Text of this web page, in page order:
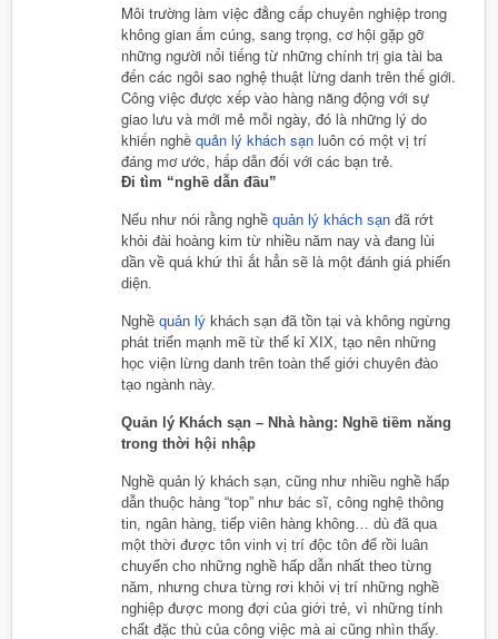
Môi trường làm việc đẳng cấp chuyên nghiệp trong
không gian ấm cúng, sang trọng, cơ hội gặp gỡ
những người nổi tiếng từ những chính trị gia tài ba
đến các ngôi sao nghệ thuật lừng danh trên thế giới.
Công việc được xếp vào hàng năng động với sự
giao lưu và mới mẻ mỗi ngày, đó là những lý do
khiến nghề quản lý khách sạn luôn có một vị trí
đáng mơ ước, hấp dẫn đối với các bạn trẻ.
Đi tìm “nghề dẫn đầu”
Nếu như nói rằng nghề quản lý khách sạn đã rớt
khỏi đài hoàng kim từ nhiều năm nay và đang lùi
dần về quá khứ thì ắt hẳn sẽ là một đánh giá phiến
diện.
Nghề quản lý khách sạn đã tồn tại và không ngừng
phát triển mạnh mẽ từ thế kỉ XIX, tạo nên những
học viện lừng danh trên toàn thế giới chuyên đào
tạo ngành này.
Quản lý Khách sạn – Nhà hàng: Nghề tiềm năng
trong thời hội nhập
Nghề quản lý khách sạn, cũng như nhiều nghề hấp
dẫn thuộc hàng “top” như bác sĩ, công nghệ thông
tin, ngân hàng, tiếp viên hàng không… dù đã qua
một thời được tôn vinh vị trí độc tôn để rồi luân
chuyển cho những nghề hấp dẫn nhất theo từng
năm, nhưng chưa từng rơi khỏi vị trí những nghề
nghiệp được mong đợi của giới trẻ, vì những tính
chất đặc thù của công việc mà ai cũng nhìn thấy.